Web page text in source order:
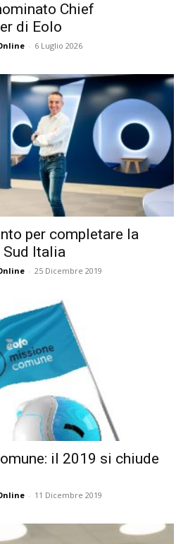
Chief
di Eolo
- 6 Luglio 2026
per completare la
Sud Italia
- 25 Dicembre 2019
il 2019 si chiude
- 11 Dicembre 2019